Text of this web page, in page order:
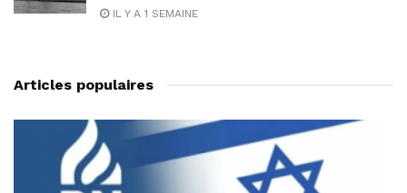
IL Y A 1 SEMAINE
Articles populaires